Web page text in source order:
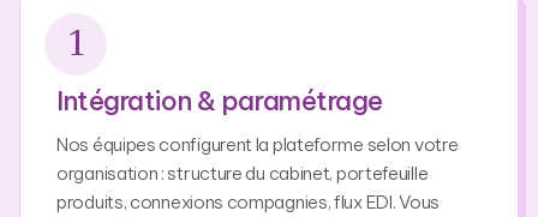
1
Intégration & paramétrage
Nos équipes configurent la plateforme selon votre
organisation : structure du cabinet, portefeuille
produits, connexions compagnies, flux EDI. Vous